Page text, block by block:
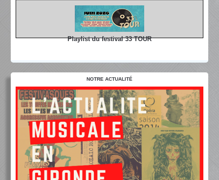
Playlist du festival 33 TOUR
NOTRE ACTUALITÉ